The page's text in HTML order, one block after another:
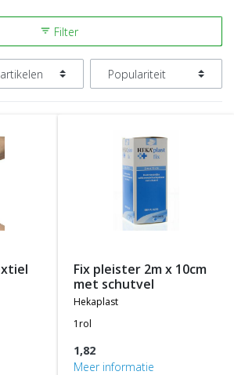
filter_list Filter
fix pleister 2m x 10cm
met schutvel
hekaplast
1rol
1,82
Meer informatie